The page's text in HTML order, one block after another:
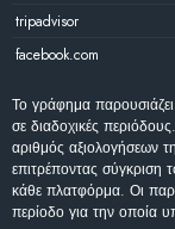
tripadvisor
facebook.com
Το γράφημα
σε διαδοχικές
αριθμός αξιολογήσεων
επιτρέποντας σύγκριση
κάθε πλατφόρμα. Οι
περίοδο για την οποία